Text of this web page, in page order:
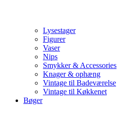
Lysestager
Figurer
Vaser
Nips
Smykker & Accessories
Knager & ophæng
Vintage til Badeværelse
Vintage til Køkkenet
Bøger